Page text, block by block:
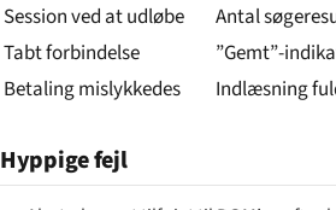
Session ved at udløbe
Antal
Tabt forbindelse
”Gemt”-
Betaling mislykkedes
Indlæsning
Hyppige fejl